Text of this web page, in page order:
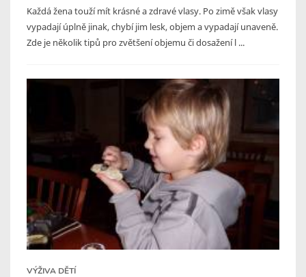
Každá žena touží mít krásné a zdravé vlasy. Po zimě však vlasy
vypadají úplně jinak, chybí jim lesk, objem a vypadají unaveně.
Zde je několik tipů pro zvětšení objemu či dosažení l ...
VÝŽIVA DĚTÍ